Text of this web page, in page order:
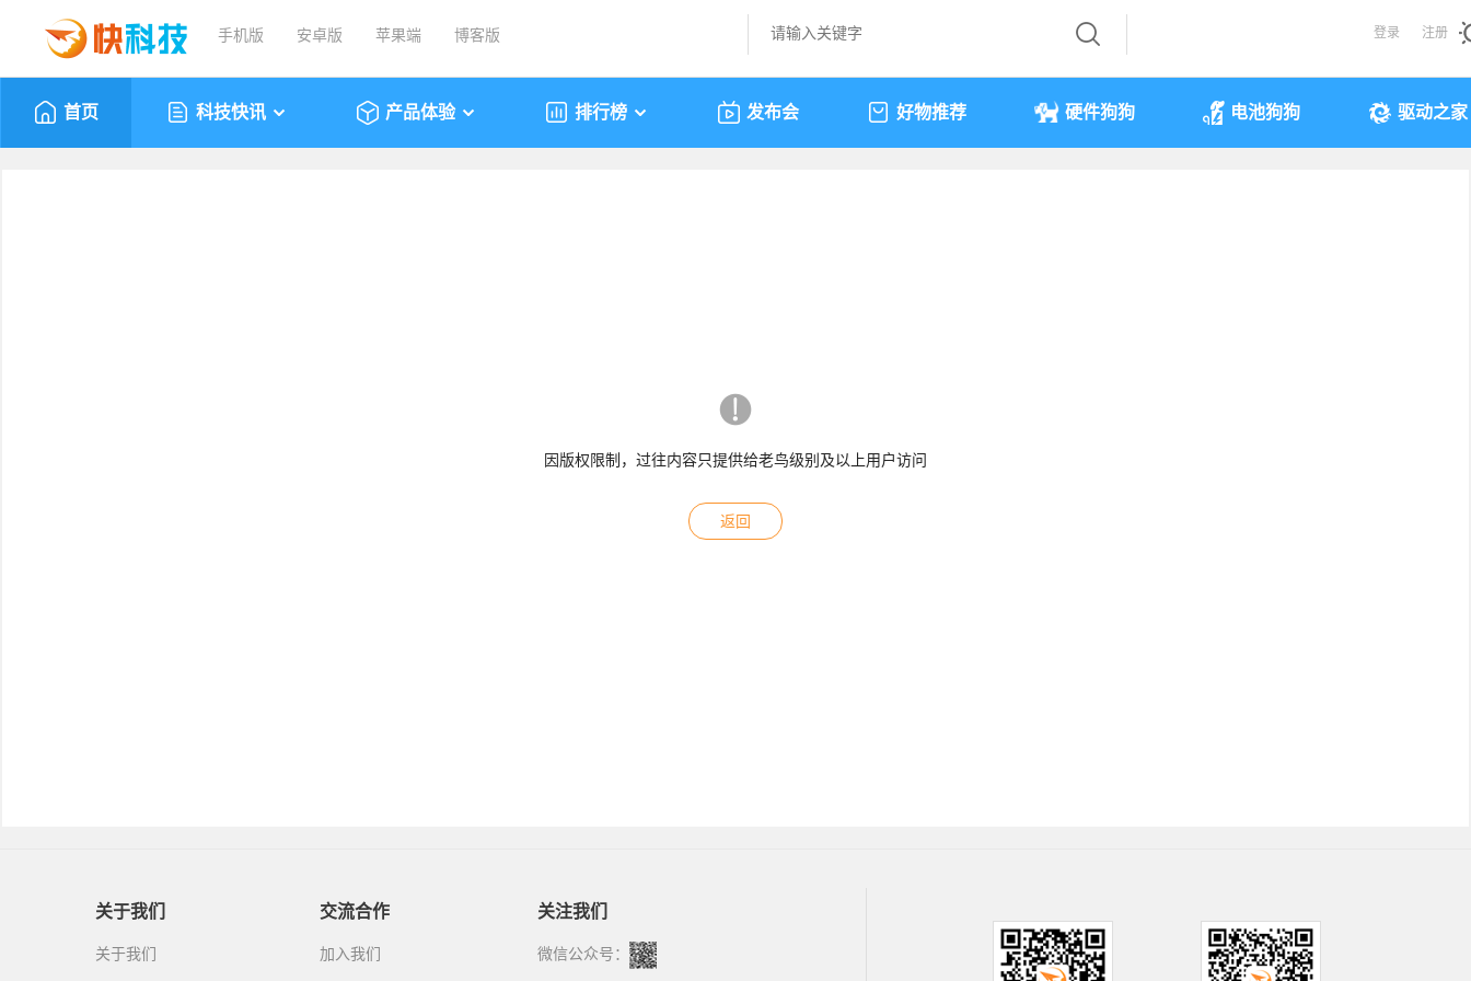
手机版 安卓版 苹果端 博客版 登录 注册
首页 科技快讯 产品体验 排行榜 发布会 好物推荐 硬件狗狗 电池狗狗 驱动之家
因版权限制，过往内容只提供给老鸟级别及以上用户访问
返回
关于我们
关于我们
交流合作
加入我们
关注我们
微信公众号：